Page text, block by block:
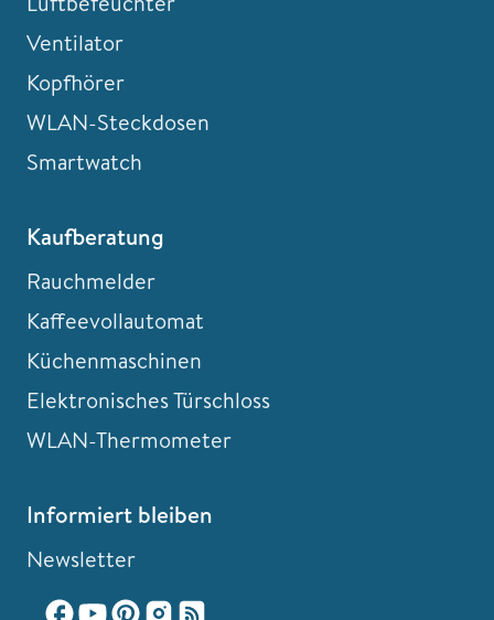
Ventilator
Kopfhörer
WLAN-Steckdosen
Smartwatch
Kaufberatung
Rauchmelder
Kaffeevollautomat
Küchenmaschinen
Elektronisches Türschloss
WLAN-Thermometer
Informiert bleiben
Newsletter